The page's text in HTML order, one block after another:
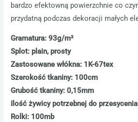
bardzo efektowną powierzchnie co
przydatną podczas dekoracji małych
Gramatura: 93g/m²
Splot: plain, prosty
Zastosowane włókna: 1K-67tex
Szerokość tkaniny: 100cm
Grubość tkaniny: 0,15mm
Ilość żywicy potrzebnej do
Rolki: 100mb